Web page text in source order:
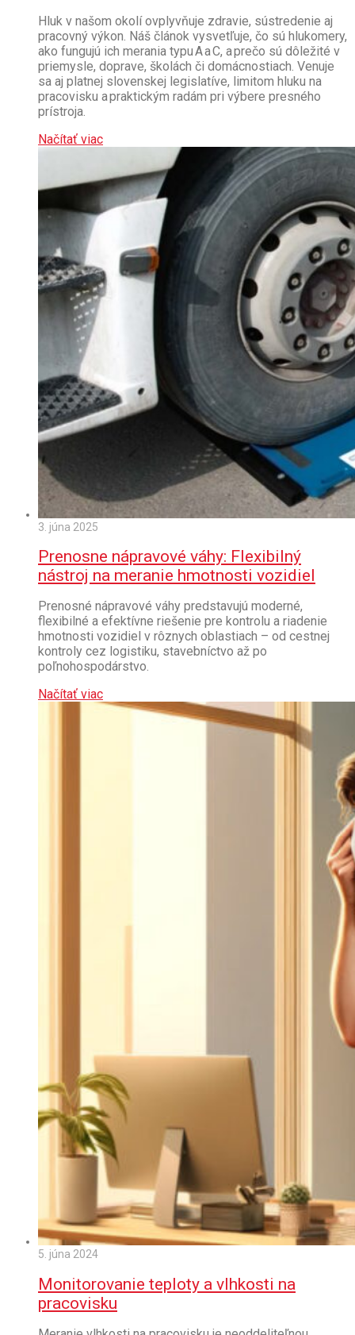
Hluk v našom okolí ovplyvňuje zdravie, sústredenie aj
pracovný výkon. Náš článok vysvetľuje, čo sú hlukomery,
ako fungujú ich merania typu A a C, a prečo sú dôležité v
priemysle, doprave, školách či domácnostiach. Venuje
sa aj platnej slovenskej legislatíve, limitom hluku na
pracovisku a praktickým radám pri výbere presného
prístroja.
Načítať viac
3. júna 2025
Prenosne nápravové váhy: Flexibilný
nástroj na meranie hmotnosti vozidiel
Prenosné nápravové váhy predstavujú moderné,
flexibilné a efektívne riešenie pre kontrolu a riadenie
hmotnosti vozidiel v rôznych oblastiach – od cestnej
kontroly cez logistiku, stavebníctvo až po
poľnohospodárstvo.
Načítať viac
5. júna 2024
Monitorovanie teploty a vlhkosti na
pracovisku